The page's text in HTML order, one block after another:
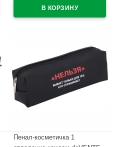
арт.7020669
Пенал-косметичка 1